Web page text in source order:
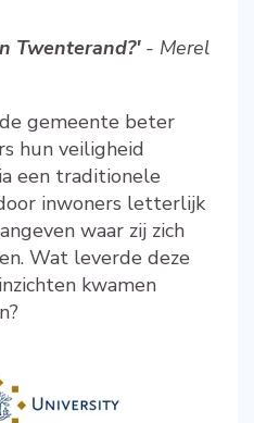
Twenterand?' - Merel
gemeente beter
hun veiligheid
een traditionele
inwoners letterlijk
waar zij zich
Wat leverde deze
kwamen